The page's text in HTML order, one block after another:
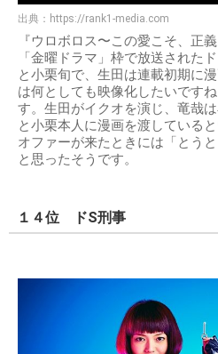
出典： https://rank1-media.com
『ウロボロス〜この愛こそ、正
「金曜ドラマ」枠で放送された
と小栗旬で、生田は連載初期に
は何としても映像化したいです
す。生田がイクオを演じ、竜哉
と小栗本人に漫画を渡している
オファーが来たときには「とう
と思ったそうです。
１４位 ドS刑事